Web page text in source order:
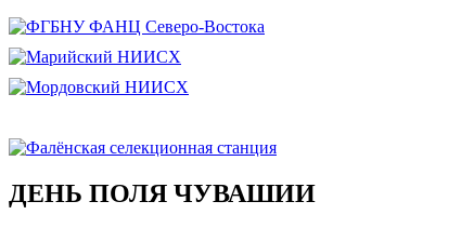
ДЕНЬ ПОЛЯ ЧУВАШИИ